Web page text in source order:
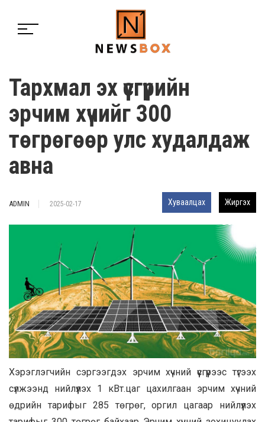
Тархмал эх үүсгүүрийн
эрчим хүчийг 300
төгрөгөөр улс худалдаж
авна
ADMIN 2025-02-17 Хуваалцах Жиргэх
Хэрэглэгчийн сэргээгдэх эрчим хүчний үүсгүүрээс түгээх
сүлжээнд нийлүүлэх 1 кВт.цаг цахилгаан эрчим хүчний
өдрийн тарифыг 285 төгрөг, оргил цагаар нийлүүлэх